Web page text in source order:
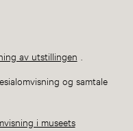
av utstillingen
og samtale
i museets